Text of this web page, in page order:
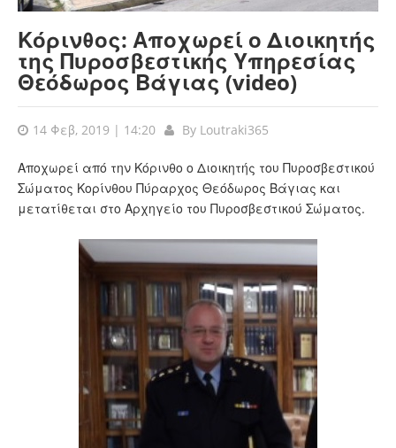
Κόρινθος: Αποχωρεί ο Διοικητής
της Πυροσβεστικής Υπηρεσίας
Θεόδωρος Βάγιας (video)
14 Φεβ, 2019 | 14:20 By Loutraki365
Αποχωρεί από την Κόρινθο ο Διοικητής του Πυροσβεστικού
Σώματος Κορίνθου Πύραρχος Θεόδωρος Βάγιας και
μετατίθεται στο Αρχηγείο του Πυροσβεστικού Σώματος.